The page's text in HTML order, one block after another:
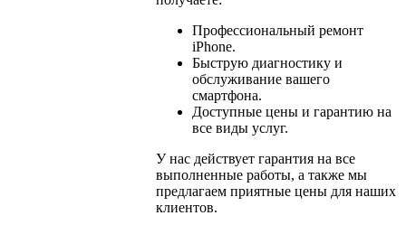
Профессиональный ремонт
iPhone.
Быструю диагностику и
обслуживание вашего
смартфона.
Доступные цены и гарантию на
все виды услуг.
У нас действует гарантия на все
выполненные работы, а также мы
предлагаем приятные цены для наших
клиентов.